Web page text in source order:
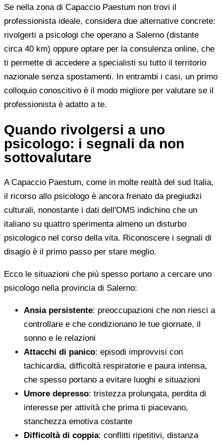
Se nella zona di Capaccio Paestum non trovi il
professionista ideale, considera due alternative concrete:
rivolgerti a psicologi che operano a Salerno (distante
circa 40 km) oppure optare per la consulenza online, che
ti permette di accedere a specialisti su tutto il territorio
nazionale senza spostamenti. In entrambi i casi, un primo
colloquio conoscitivo è il modo migliore per valutare se il
professionista è adatto a te.
Quando rivolgersi a uno
psicologo: i segnali da non
sottovalutare
A Capaccio Paestum, come in molte realtà del sud Italia,
il ricorso allo psicologo è ancora frenato da pregiudizi
culturali, nonostante i dati dell'OMS indichino che un
italiano su quattro sperimenta almeno un disturbo
psicologico nel corso della vita. Riconoscere i segnali di
disagio è il primo passo per stare meglio.
Ecco le situazioni che più spesso portano a cercare uno
psicologo nella provincia di Salerno:
Ansia persistente: preoccupazioni che non riesci a
controllare e che condizionano le tue giornate, il
sonno e le relazioni
Attacchi di panico: episodi improvvisi con
tachicardia, difficoltà respiratorie e paura intensa,
che spesso portano a evitare luoghi e situazioni
Umore depresso: tristezza prolungata, perdita di
interesse per attività che prima ti piacevano,
stanchezza emotiva costante
Difficoltà di coppia: conflitti ripetitivi, distanza